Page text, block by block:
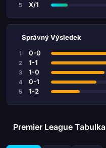
5 X/1
Správný Výsledek
1 0-0
2 1-1
3 1-0
4 0-1
5 1-2
Premier League Tabulka